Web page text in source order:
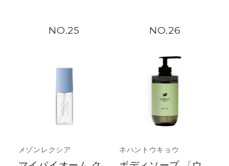
25
メゾンレクシア
26
ネハントウキョウ